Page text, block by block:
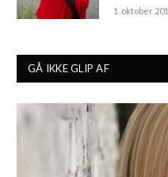
1. oktober
GÅ IKKE GLIP AF